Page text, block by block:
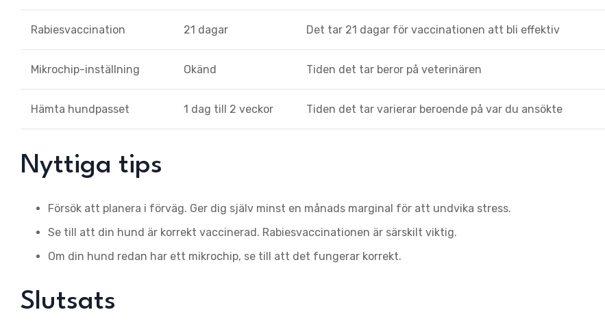
Rabiesvaccination 21 dagar Det tar 21 dagar för vaccinationen att bli effektiv
Mikrochip-inställning Okänd Tiden det tar beror på veterinären
Hämta hundpasset 1 dag till 2 veckor Tiden det tar varierar beroende på var du ansökte
Nyttiga tips
Försök att planera i förväg. Ger dig själv minst en månads marginal för att undvika stress.
Se till att din hund är korrekt vaccinerad. Rabiesvaccinationen är särskilt viktig.
Om din hund redan har ett mikrochip, se till att det fungerar korrekt.
Slutsats